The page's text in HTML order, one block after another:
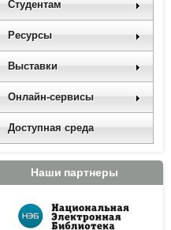
Студентам
Ресурсы
Выставки
Онлайн-сервисы
Доступная среда
Наши партнеры